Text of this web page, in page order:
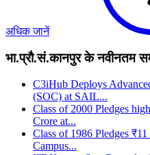
अधिक जानें
भा.प्रौ.सं.कानपुर के नवीनतम
C3iHub Deploys
(SOC) at SAIL...
Class of 2000 Pledges
Crore at...
Class of 1986 Pledges
Campus...